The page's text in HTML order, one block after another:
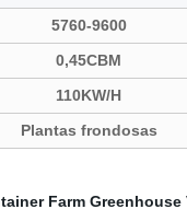
5760-9600
0,45CBM
110KW/H
Plantas frondosas